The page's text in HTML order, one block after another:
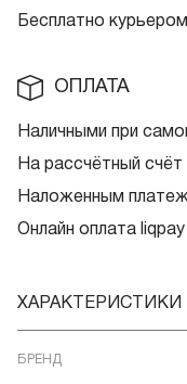
Бесплатно
ОПЛАТА
Наличными при
На рассчётный счёт
Наложенным
Онлайн оплата liqpay
ХАРАКТЕРИСТИКИ
БРЕНД